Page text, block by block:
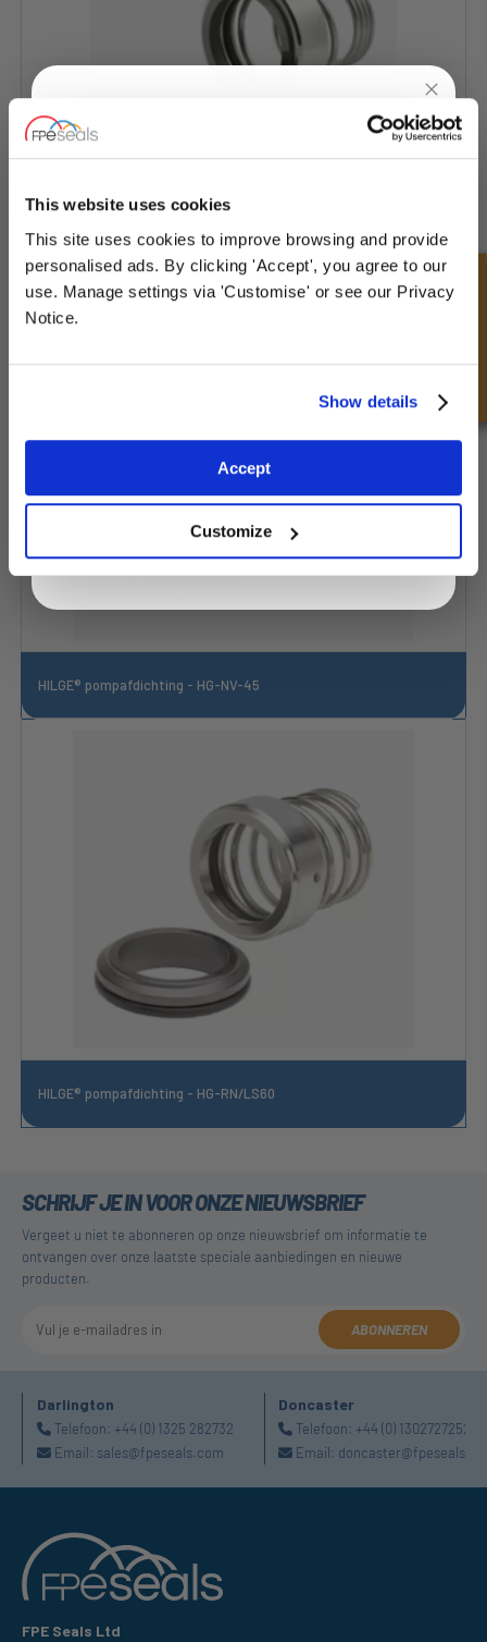
This website uses cookies
This site uses cookies to improve browsing and provide
personalised ads. By clicking 'Accept', you agree to our
use. Manage settings via 'Customise' or see our Privacy
Notice.
Show details
Accept
Customize
HILGE® pompafdichting - HG-30-SP
HILGE® pompafdichting - HG-NV-45
HILGE® pompafdichting - HG-RN/LS60
SCHRIJF JE IN VOOR ONZE NIEUWSBRIEF
Vergeet u niet te abonneren op onze nieuwsbrief om informatie te
ontvangen over onze laatste speciale aanbiedingen en nieuwe
producten.
ABONNEREN
Darlington
Telefoon: +44 (0) 1325 282732
Email: sales@fpeseals.com
Doncaster
Telefoon: +44 (0) 1302727252
Email:
FPE Seals Ltd
Snel onderzoek
UNLOCK10% OFF
YOURFIRST ORDER
Sign up for special offers and exclusive
deals
By entering your email address you are agreeing to our
privacy policy.